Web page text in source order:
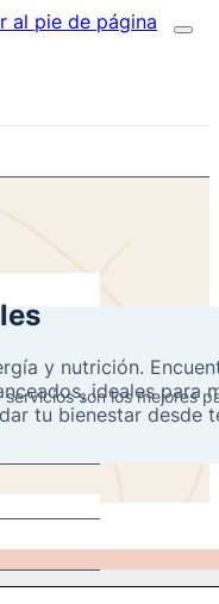
al pie de página
son los mejores
y nutrición.
ideales para
tu bienestar desde